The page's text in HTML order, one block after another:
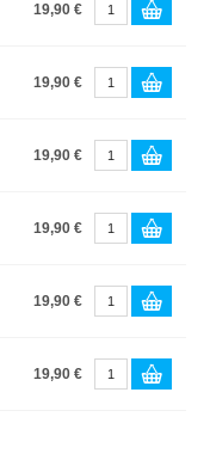
19,90 €
19,90 €
19,90 €
19,90 €
19,90 €
19,90 €